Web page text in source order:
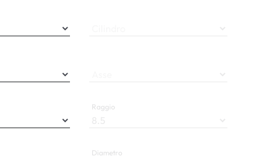
Raggio
Diametro